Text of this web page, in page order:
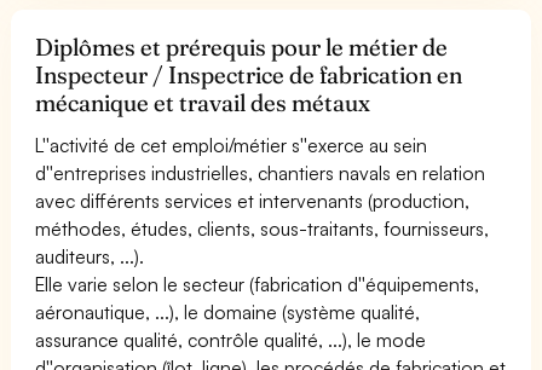
Diplômes et prérequis pour le métier de
Inspecteur / Inspectrice de fabrication en
mécanique et travail des métaux
L''activité de cet emploi/métier s''exerce au sein
d''entreprises industrielles, chantiers navals en relation
avec différents services et intervenants (production,
méthodes, études, clients, sous-traitants, fournisseurs,
auditeurs, ...).
Elle varie selon le secteur (fabrication d''équipements,
aéronautique, ...), le domaine (système qualité,
assurance qualité, contrôle qualité, ...), le mode